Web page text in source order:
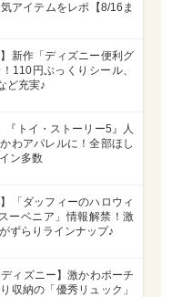
アイテムをレポ【8/16ま
】新作「ディズニー便利グ
110円ぷっくりシール、
ど充実♪
『トイ・ストーリー5』人
わアパレルに！全部ほし
ン多数
】「ダッフィーのハロウィ
ーベニア」情報解禁！激
ずらりラインナップ♪
ディズニー】激かわポーチ
収納の「優秀リュック」